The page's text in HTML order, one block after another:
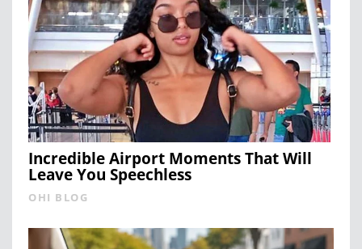
Incredible Airport Moments That Will
Leave You Speechless
OHI BLOG